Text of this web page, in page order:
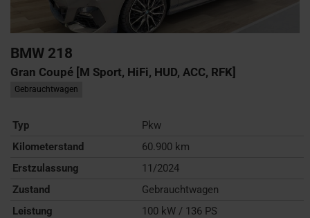
BMW 218
Gran Coupé [M Sport, HiFi, HUD, ACC, RFK]
Gebrauchtwagen
Typ
Pkw
Kilometerstand
60.900 km
Erstzulassung
11/2024
Zustand
Gebrauchtwagen
Leistung
100 kW / 136 PS